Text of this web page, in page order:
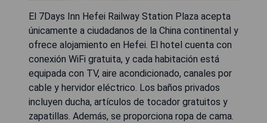
El 7Days Inn Hefei Railway Station Plaza acepta
únicamente a ciudadanos de la China continental y
ofrece alojamiento en Hefei. El hotel cuenta con
conexión WiFi gratuita, y cada habitación está
equipada con TV, aire acondicionado, canales por
cable y hervidor eléctrico. Los baños privados
incluyen ducha, artículos de tocador gratuitos y
zapatillas. Además, se proporciona ropa de cama.